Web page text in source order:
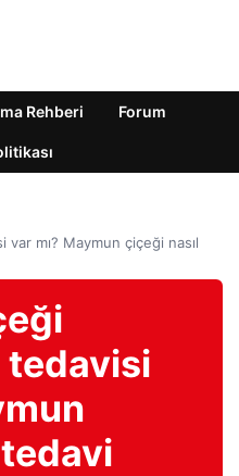
Rehberi Forum
var mı? Maymun çiçeği nasıl
tedavisi